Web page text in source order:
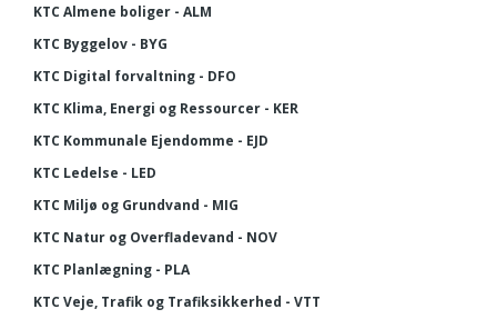
KTC Almene boliger - ALM
KTC Byggelov - BYG
KTC Digital forvaltning - DFO
KTC Klima, Energi og Ressourcer - KER
KTC Kommunale Ejendomme - EJD
KTC Ledelse - LED
KTC Miljø og Grundvand - MIG
KTC Natur og Overfladevand - NOV
KTC Planlægning - PLA
KTC Veje, Trafik og Trafiksikkerhed - VTT